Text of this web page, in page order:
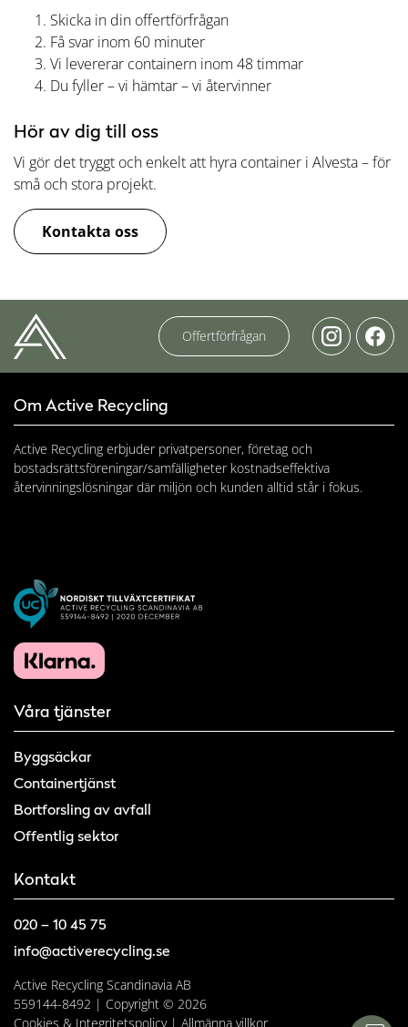
Skicka in din offertförfrågan
Få svar inom 60 minuter
Vi levererar containern inom 48 timmar
Du fyller – vi hämtar – vi återvinner
Hör av dig till oss
Vi gör det tryggt och enkelt att hyra container i Alvesta – för
små och stora projekt.
Kontakta oss
Offertförfrågan
Om Active Recycling
Active Recycling erbjuder privatpersoner, företag och
bostadsrättsföreningar/samfälligheter kostnadseffektiva
återvinningslösningar där miljön och kunden alltid står i fokus.
Våra tjänster
Byggsäckar
Containertjänst
Bortforsling av avfall
Offentlig sektor
Kontakt
020 – 10 45 75
info@activerecycling.se
Active Recycling Scandinavia AB
559144-8492 | Copyright © 2026
Cookies & Integritetspolicy| Allmänna villkor